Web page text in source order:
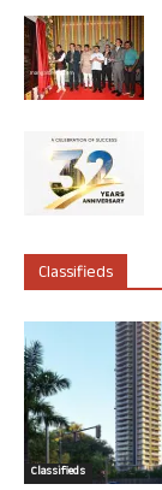
Classifieds
Classifieds